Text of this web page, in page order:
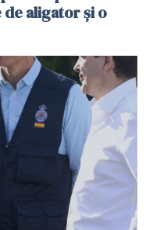
de aligator și o